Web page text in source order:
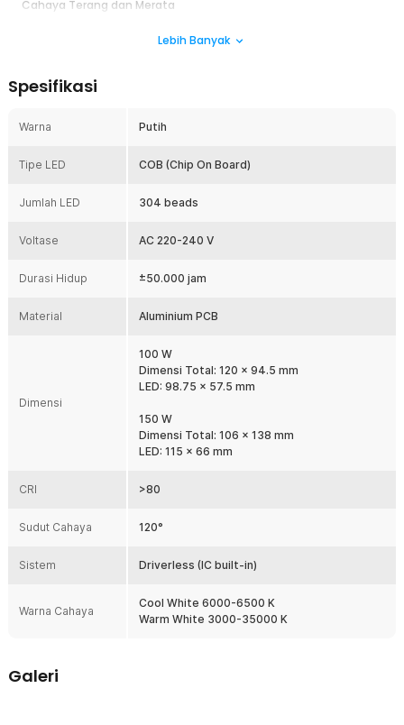
Cahaya Terang dan Merata
modul besar sehingga menghasilkan cahaya yang lebih padat.
Dilengkapi IC pintar sehingga bisa langsung disambungkan ke
Desain COB memungkinkan pembuangan panas yang lebih optimal
karena memiliki permukaan yang lebih luas untuk pendinginan.
Pendinginan Lebih Stabil
cahaya tetap stabil tanpa kedip (no flicker) sehingga nyaman di
Kelengkapan Produk
Rincian yang Anda dapatkan untuk pembelian produk ini:
Lebih Banyak
Spesifikasi
Warna Putih
Tipe LED COB (Chip On Board)
Jumlah LED 304 beads
Voltase AC 220-240 V
Durasi Hidup ±50.000 jam
Material Aluminium PCB
Dimensi
100 W
Dimensi Total: 120 x 94.5 mm
LED: 98.75 x 57.5 mm
150 W
Dimensi Total: 106 x 138 mm
LED: 115 x 66 mm
CRI >80
Sudut Cahaya 120°
Sistem Driverless (IC built-in)
Warna Cahaya
Cool White 6000-6500 K
Warm White 3000-35000 K
Galeri